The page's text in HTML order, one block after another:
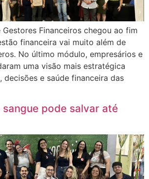
Gestores Financeiros chegou ao fim
financeira vai muito além de
No último módulo, empresários e
uma visão mais estratégica
decisões e saúde financeira das
sangue pode salvar até